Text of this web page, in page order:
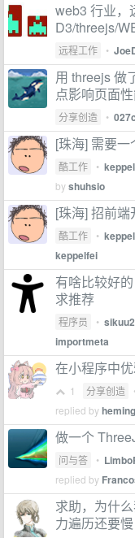
web3 行业，
D3/threejs/
远程工作 •
用 threejs 做
点影响页面
分享创造 •
[珠海] 需要一
酷工作 •
byshuhsio
[珠海] 招前端
酷工作 •
keppelfei
有啥比较好
求推荐
程序员 •
importmeta
在小程序中
1 分享创造
replied by
做一个
问与答 •
replied by
求助，为什
力遍历还要慢